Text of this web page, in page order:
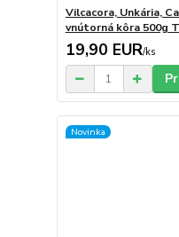
Vilcacora, Unkária,
vnútorná kôra 500g
19,90 EUR/ks
Novinka